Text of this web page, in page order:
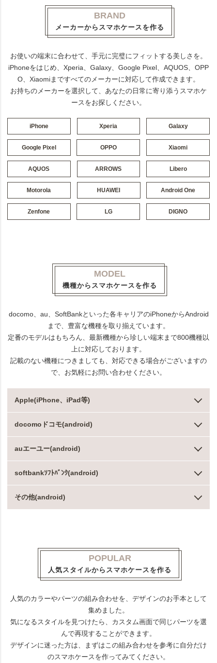
BRAND
メーカーからスマホケースを作る
お使いの端末に合わせて、手元に完璧にフィットする美しさを。
iPhoneをはじめ、Xperia、Galaxy、Google Pixel、AQUOS、OPP
O、Xiaomiまですべてのメーカーに対応して作成できます。
お持ちのメーカーを選択して、あなたの日常に寄り添うスマホケ
ースをお探しください。
iPhone Xperia Galaxy
Google Pixel OPPO Xiaomi
AQUOS ARROWS Libero
Motorola HUAWEI Android One
Zenfone LG DIGNO
MODEL
機種からスマホケースを作る
docomo、au、SoftBankといった各キャリアのiPhoneからAndroid
まで、豊富な機種を取り揃えています。
定番のモデルはもちろん、最新機種から珍しい端末まで800機種以
上に対応しております。
記載のない機種につきましても、対応できる場合がございますの
で、お気軽にお問い合わせください。
Apple(iPhone、iPad等)
docomoドコモ(android)
auエーユー(android)
softbankｿﾌﾄﾊﾞﾝｸ(android)
その他(android)
POPULAR
人気スタイルからスマホケースを作る
人気のカラーやパーツの組み合わせを、デザインのお手本として
集めました。
気になるスタイルを見つけたら、カスタム画面で同じパーツを選
んで再現することができます。
デザインに迷った方は、まずはこの組み合わせを参考に自分だけ
のスマホケースを作ってみてください。